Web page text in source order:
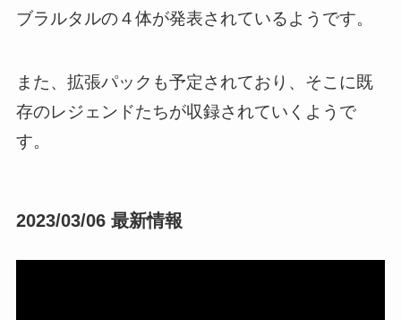
ブラルタルの４体が発表されているようです。
また、拡張パックも予定されており、そこに既
存のレジェンドたちが収録されていくようで
す。
2023/03/06 最新情報